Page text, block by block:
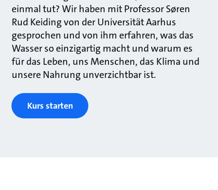
einmal tut? Wir haben mit Professor Søren
Rud Keiding von der Universität Aarhus
gesprochen und von ihm erfahren, was das
Wasser so einzigartig macht und warum es
für das Leben, uns Menschen, das Klima und
unsere Nahrung unverzichtbar ist.
Kurs starten